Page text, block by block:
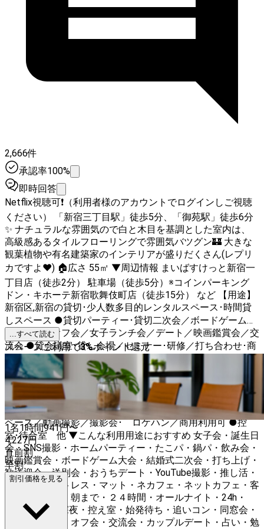
2,666件
承認率100%
即時回答
Netflix視聴可❗（利用者様のアカウントでログインしご視聴
ください） 「新宿三丁目駅」徒歩5分、「御苑駅」徒歩6分
✨ ナチュラルな雰囲気ので白と木目を基調とした室内は、
高級感あるタイルフローリングで雰囲気バツグン🏰 大きな
観葉植物や有名建築家のインテリアが盛りだくさん(レプリ
カですよ❤️) 🏠広さ 55㎡ ▼周辺情報 まいばすけっと新宿一
丁目店（徒歩2分） 駐車場（徒歩5分）※コインパーキング
ドン・キホーテ新宿歌舞伎町店（徒歩15分） など 【用途】
新宿区,新宿の貸切･少人数多目的レンタルスペース･時間貸
しスペース ●貸切パーティー･貸切二次会／ボードゲーム／
趣味の会／オフ会／女子ランチ会／デート／映画鑑賞会／交
流会 ●貸会議室･貸し会場／セミナー･研修／打ち合わせ･商
談／勉強会 ●ワークスペース／テレワーク／オフサイトミ
ーティング／販売スペース ●ワークショップ／カウンセリ
ング／レンタル作業場所／学校･教室場所貸し（レンタルサ
ロン･美容メイク･ヘアメイク･料理教室･レンタルキッチン）
●フィッティング／コスプレ／取材･収録／Youtube 配信ス
ペース／動画撮影／撮影会･ ロケハン／商用利用可 ●控
室･待合室 他 ▼こんな利用用途におすすめ 女子会・誕生日
会・SNS撮影・ホームパーティー・たこパ・鍋パ・飲み会・
映画鑑賞会・ボードゲーム大会・結婚式二次会・打ち上げ・
歓送迎会・送別会・おうちデート・YouTube撮影・推し活・
合コン・マットレス・マット・ネカフェ・ネットカフェ・客
室・漫画喫茶・朝まで・２４時間・オールナイト・24h・
24H・終電・深夜・控え室・始発待ち・追いコン・同窓会・
スポーツ観戦・オフ会・交流会・カップルデート・占い・勉
...すべて読む
スペースご利用で3%ポイント還元
1名1時間941円〜
4,227円
直前割
早割
割引価格を見る